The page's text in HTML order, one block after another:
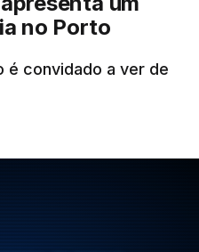
no Porto
é convidado a ver de